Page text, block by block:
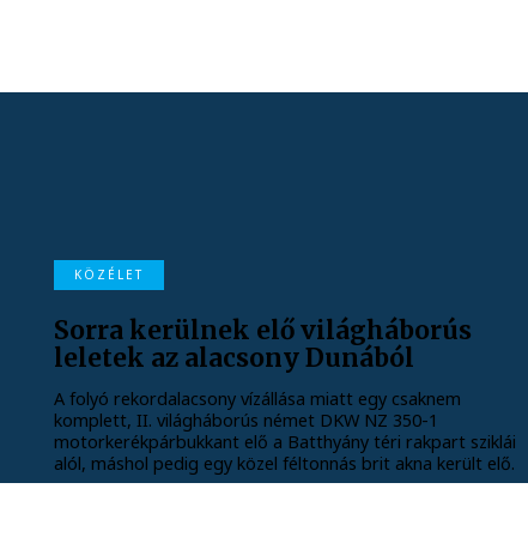
KÖZÉLET
Sorra kerülnek elő világháborús
leletek az alacsony Dunából
A folyó rekordalacsony vízállása miatt egy csaknem
komplett, II. világháborús német DKW NZ 350-1
motorkerékpárbukkant elő a Batthyány téri rakpart sziklái
alól, máshol pedig egy közel féltonnás brit akna került elő.